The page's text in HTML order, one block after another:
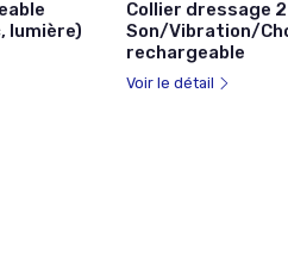
lumière)
Collier dressage
Son/Vibration/
rechargeable
Voir le détail